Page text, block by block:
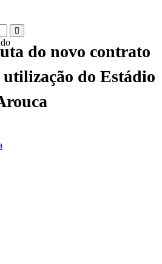
do novo contrato
utilização do Estádio